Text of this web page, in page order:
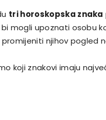
tri horoskopska znaka
mogli upoznati osobu
njihov pogled
koji znakovi imaju